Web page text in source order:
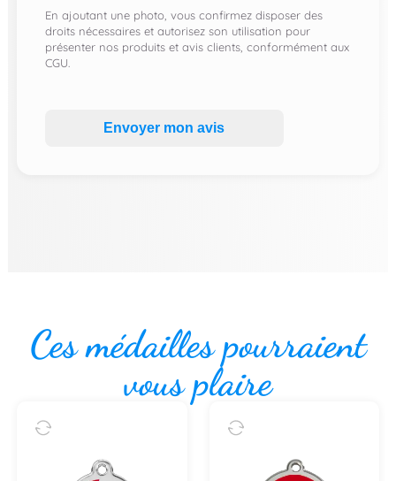
En ajoutant une photo, vous confirmez disposer des
droits nécessaires et autorisez son utilisation pour
présenter nos produits et avis clients, conformément aux
CGU.
Envoyer mon avis
Ces médailles pourraient
vous plaire